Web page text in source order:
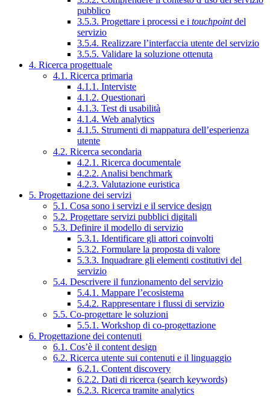
pubblico
3.5.3. Progettare i processi e i touchpointdel
servizio
3.5.4. Realizzare l’interfaccia utente del servizio
3.5.5. Validare la soluzione ottenuta
4. Ricerca progettuale
4.1. Ricerca primaria
4.1.1. Interviste
4.1.2. Questionari
4.1.3. Test di usabilità
4.1.4. Web analytics
4.1.5. Strumenti di mappatura dell’esperienza
utente
4.2. Ricerca secondaria
4.2.1. Ricerca documentale
4.2.2. Analisi benchmark
4.2.3. Valutazione euristica
5. Progettazione dei servizi
5.1. Cosa sono i servizi e il service design
5.2. Progettare servizi pubblici digitali
5.3. Definire il modello di servizio
5.3.1. Identificare gli attori coinvolti
5.3.2. Formulare la proposta di valore
5.3.3. Inquadrare gli elementi costitutivi del
servizio
5.4. Descrivere il funzionamento del servizio
5.4.1. Mappare l’ecosistema
5.4.2. Rappresentare i flussi di servizio
5.5. Co-progettare le soluzioni
5.5.1. Workshop di co-progettazione
6. Progettazione dei contenuti
6.1. Cos’è il content design
6.2. Ricerca utente sui contenuti e il linguaggio
6.2.1. Content discovery
6.2.2. Dati di ricerca (search keywords)
6.2.3. Ricerca tramite analytics